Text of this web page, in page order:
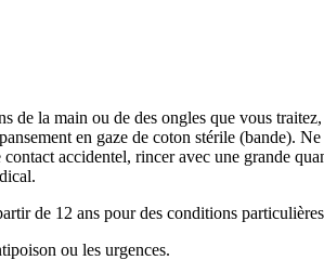
de la main ou de des ongles que vous
en gaze de coton stérile (bande).
accidentel, rincer avec une grande
de 12 ans pour des conditions
ou les urgences.